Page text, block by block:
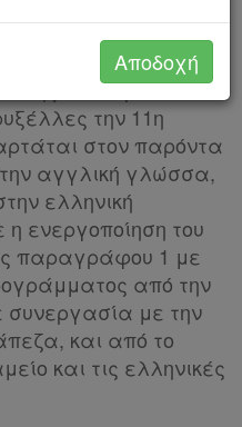
της Ελλάδας
του ευρώ που
την 11η
στον παρόντα
αγγλική γλώσσα,
ελληνική
ενεργοποίηση του
παραγράφου 1 με
από την
συνεργασία με την
και από το
και τις ελληνικές
Αποδοχή